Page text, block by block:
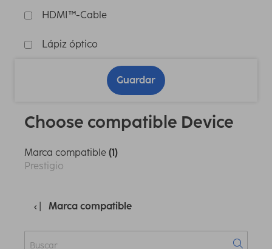
HDMI™-Cable
Lápiz óptico
Guardar
Choose compatible Device
Marca compatible (1)
Prestigio
Marca compatible